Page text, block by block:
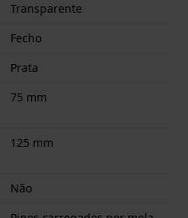
Transparente
Fecho
Prata
75 mm
125 mm
Não